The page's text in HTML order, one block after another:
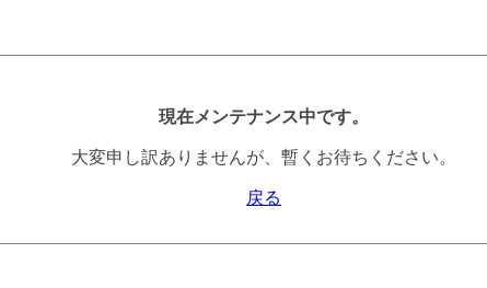
現在メンテナンス中です。
大変申し訳ありませんが、暫くお待ちください。
戻る